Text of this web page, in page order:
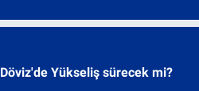
Döviz'de Yükseliş sürecek mi?